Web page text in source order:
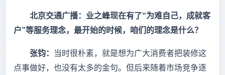
北京交通广播：业之峰现在有了“为难自己，成就客
户”等服务理念，最开始的时候，咱们的理念是什么？
张钧：
当时很朴素，就是想为广大消费者把装修这
点事做好，也没有太多的金句。但后来随着市场竞争逐